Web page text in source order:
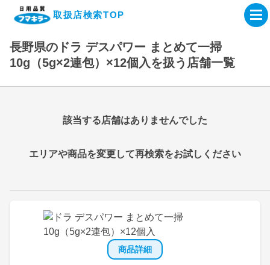
取扱店検索TOP
企業・IR情報サイト
製品情報サイト
オンラインショップ
製品検索はこちら
取扱店検索はこちら
長野県のドラ デスパワー まとめて一掃
10g（5g×2連包）×12個入を扱う店舗一覧
商品詳細
該当する店舗はありませんでした
エリアや商品を変更して再検索をお試しください